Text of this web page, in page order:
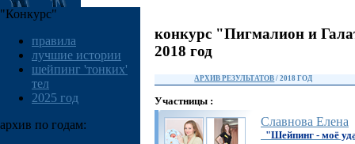
"Конкурс"
правила
лучшие истории
шейпинг 'тонких'
тел
2025 год
архив по годам:
конкурс "Пигмалион и
2018 год
АРХИВ РЕЗУЛЬТАТОВ / 2018 ГОД
Участницы :
Славнова Елена
"Шейпинг - моё